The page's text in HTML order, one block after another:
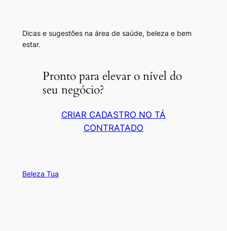
Dicas e sugestões na área de saúde, beleza e bem
estar.
Pronto para elevar o nível do
seu negócio?
CRIAR CADASTRO NO TÁ
CONTRATADO
Beleza Tua